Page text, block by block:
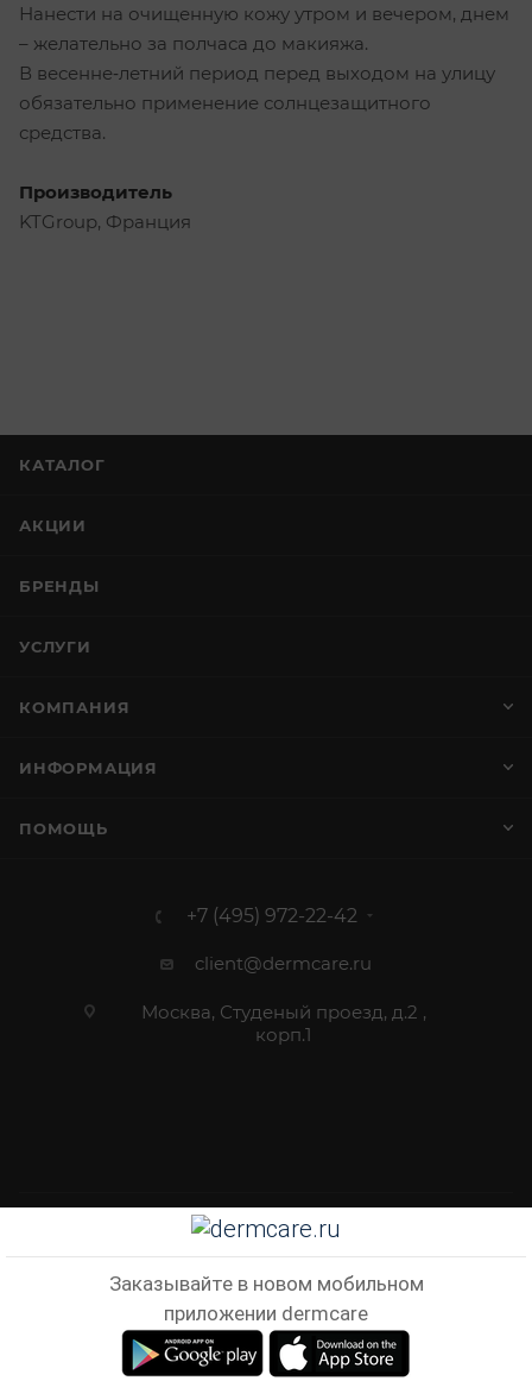
В КОРЗИНУ
Нанести на очищенную кожу утром и вечером, днем
– желательно за полчаса до макияжа.
В весенне‐летний период перед выходом на улицу
обязательно применение солнцезащитного
средства.
Производитель
KTGroup, Франция
КАТАЛОГ
АКЦИИ
БРЕНДЫ
УСЛУГИ
КОМПАНИЯ
ИНФОРМАЦИЯ
ПОМОЩЬ
+7 (495) 972-22-42
client@dermcare.ru
Москва, Студеный проезд, д.2 ,
корп.1
2012 - 2026 © Dermcare.ru - интернет-магазин косметики
Заказывайте в новом мобильном
приложении dermcare